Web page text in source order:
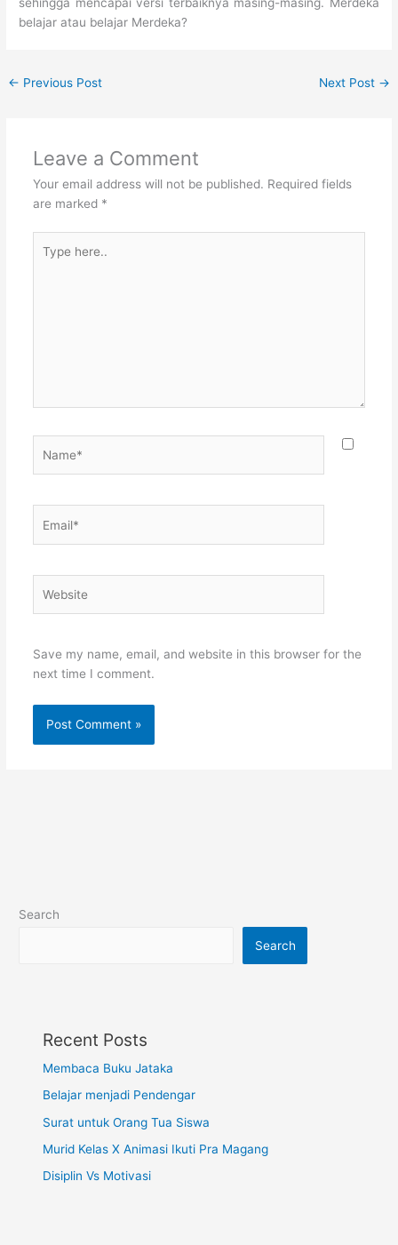
belajar atau belajar Merdeka?
← Previous Post Next Post →
Leave a Comment
Your email address will not be published. Required fields
are marked *
here..
Save my name, email, and website in this browser for the
next time I comment.
Search
Search
Recent Posts
Membaca Buku Jataka
Belajar menjadi Pendengar
Surat untuk Orang Tua Siswa
Murid Kelas X Animasi Ikuti Pra Magang
Disiplin Vs Motivasi